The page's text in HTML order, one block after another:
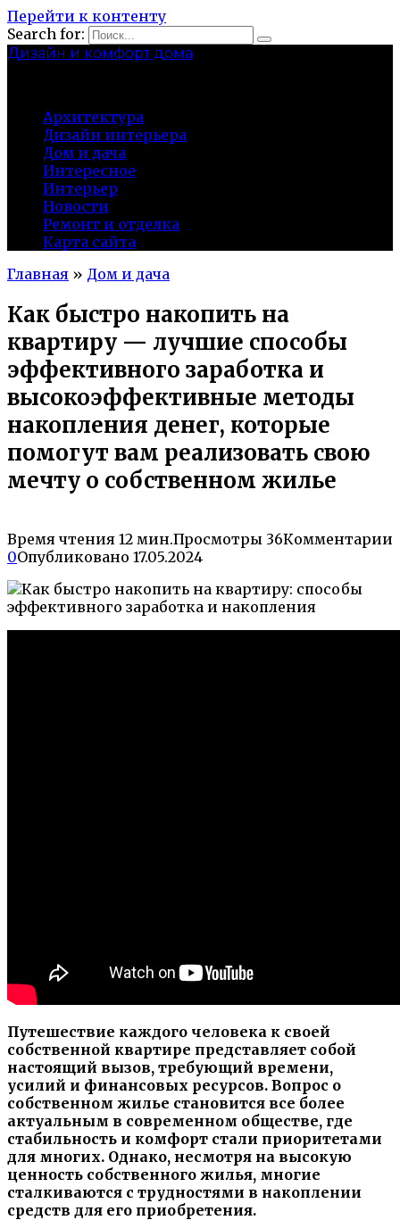
Перейти к контенту
Search for:
Дизайн и комфорт дома
Архитектура
Дизайн интерьера
Дом и дача
Интересное
Интерьер
Новости
Ремонт и отделка
Карта сайта
Главная » Дом и дача
Как быстро накопить на
квартиру — лучшие способы
эффективного заработка и
высокоэффективные методы
накопления денег, которые
помогут вам реализовать свою
мечту о собственном жилье
Время чтения 12 мин.Просмотры 36Комментарии
0Опубликовано 17.05.2024
Путешествие каждого человека к своей
собственной квартире представляет собой
настоящий вызов, требующий времени,
усилий и финансовых ресурсов. Вопрос о
собственном жилье становится все более
актуальным в современном обществе, где
стабильность и комфорт стали приоритетами
для многих. Однако, несмотря на высокую
ценность собственного жилья, многие
сталкиваются с трудностями в накоплении
средств для его приобретения.